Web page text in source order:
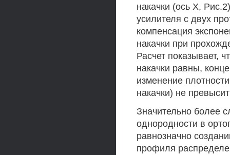
накачки (ось X,
усилителя с двух
компенсация
накачки при
Расчет показывает,
накачки равны,
изменение
накачки) не
Значительно более
однородности в
равнозначно
профиля